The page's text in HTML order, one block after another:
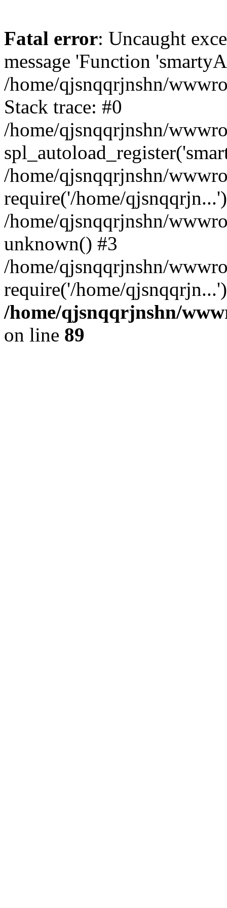
Fatal error: Uncaught
message 'Function
/home/qjsnqqrjnshn/
Stack trace: #0
/home/qjsnqqrjnshn/
/home/qjsnqqrjnshn/
require('/home/
/home/qjsnqqrjnshn/
unknown() #3
/home/qjsnqqrjnshn/
require('/home/
/home/qjsnqqrjnshn/
on line 89